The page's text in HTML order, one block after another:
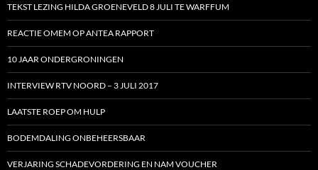
TEKST LEZING HILDA GROENEVELD 8 JULI TE WARFFUM
REACTIE OMEM OP ANTEA RAPPORT
10 JAAR ONDERGRONINGEN
INTERVIEW RTV NOORD – 3 JULI 2017
LAATSTE ROEP OM HULP
BODEMDALING ONBEHEERSBAAR
VERJARING SCHADEVORDERING EN NAM VOUCHER